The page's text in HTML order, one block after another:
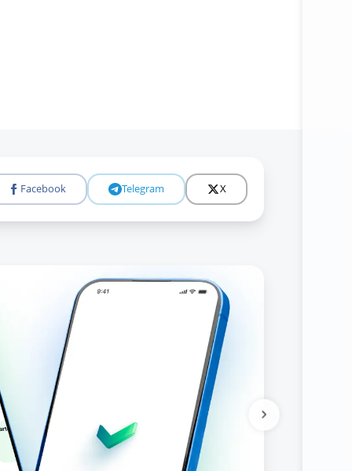
Facebook Telegram X